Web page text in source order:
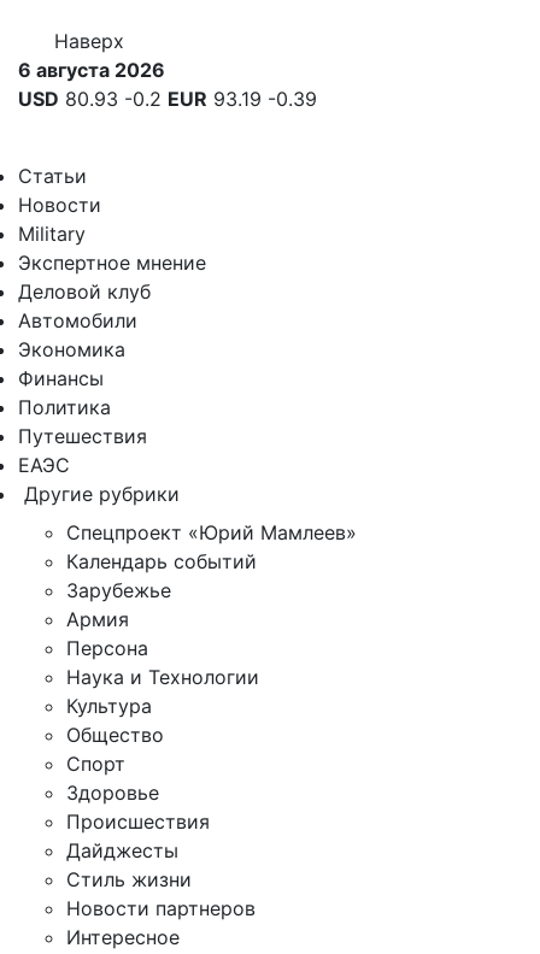
Наверх
6 августа 2026
USD 80.93 -0.2 EUR 93.19 -0.39
Статьи
Новости
Military
Экспертное мнение
Деловой клуб
Автомобили
Экономика
Финансы
Политика
Путешествия
ЕАЭС
Другие рубрики
Спецпроект «Юрий Мамлеев»
Календарь событий
Зарубежье
Армия
Персона
Наука и Технологии
Культура
Общество
Спорт
Здоровье
Происшествия
Дайджесты
Стиль жизни
Новости партнеров
Интересное